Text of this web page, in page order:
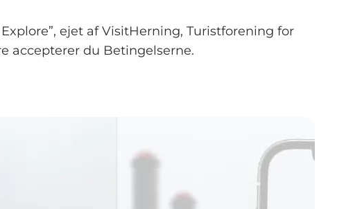
ejet af VisitHerning, Turistforening for
accepterer du Betingelserne.